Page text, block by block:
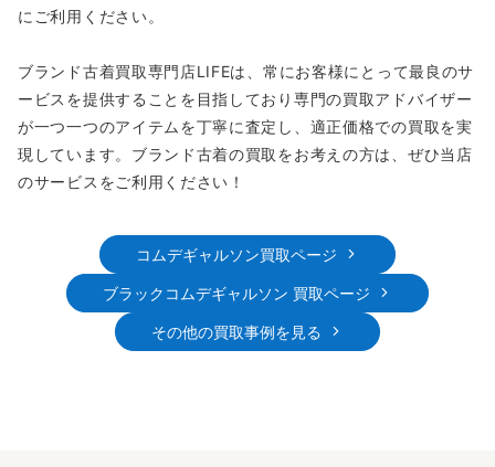
にご利用ください。
ブランド古着買取専門店LIFEは、常にお客様にとって最良のサ
ービスを提供することを目指しており専門の買取アドバイザー
が一つ一つのアイテムを丁寧に査定し、適正価格での買取を実
現しています。ブランド古着の買取をお考えの方は、ぜひ当店
のサービスをご利用ください！
コムデギャルソン買取ページ
ブラックコムデギャルソン 買取ページ
その他の買取事例を見る